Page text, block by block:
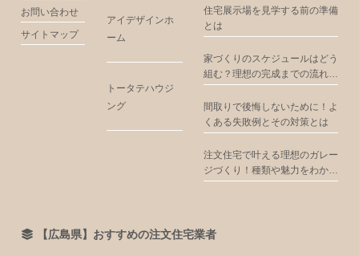
お問い合わせ
サイトマップ
アイデザインホ
ーム
トータテハウジ
ング
住宅展示場を見学する前の準備
とは
家づくりのスケジュールはどう
組む？理想の完成までの流れを
間取りで後悔しないために！よ
くある失敗例とその対策とは
注文住宅で叶える理想のガレー
ジづくり！種類や魅力をわかり
【広島県】おすすめの注文住宅業者